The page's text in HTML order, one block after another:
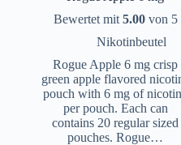
Bewertet mit 5.00von 5
Nikotinbeutel
Rogue Apple 6 mg crisp
green apple flavored
pouch with 6 mg of
per pouch. Each can
contains 20 regular sized
pouches. Rogue…